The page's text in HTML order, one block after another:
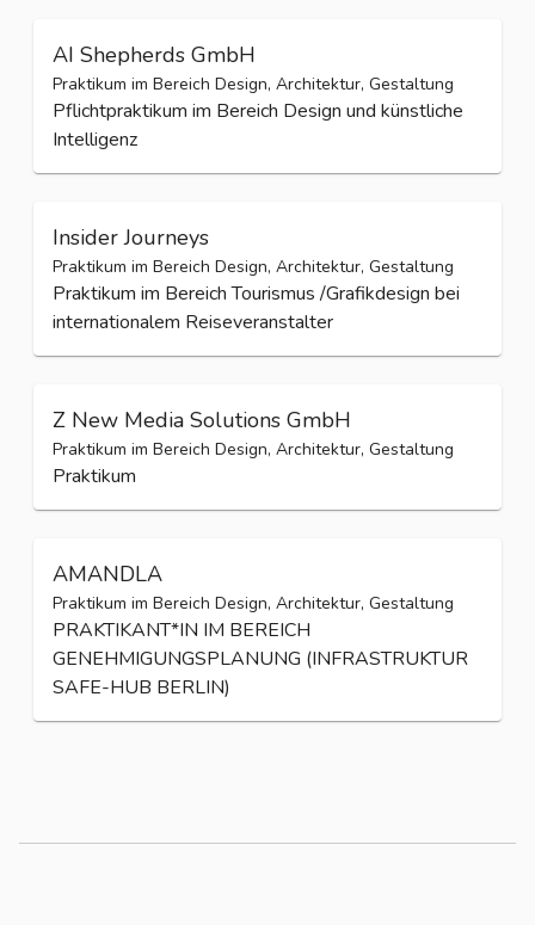
AI Shepherds GmbH
Praktikum im Bereich Design, Architektur, Gestaltung
Pflichtpraktikum im Bereich Design und künstliche
Intelligenz
Insider Journeys
Praktikum im Bereich Design, Architektur, Gestaltung
Praktikum im Bereich Tourismus /Grafikdesign bei
internationalem Reiseveranstalter
Z New Media Solutions GmbH
Praktikum im Bereich Design, Architektur, Gestaltung
Praktikum
AMANDLA
Praktikum im Bereich Design, Architektur, Gestaltung
PRAKTIKANT*IN IM BEREICH
GENEHMIGUNGSPLANUNG (INFRASTRUKTUR
SAFE-HUB BERLIN)